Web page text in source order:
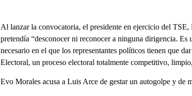
Al lanzar la convocatoria, el presidente en ejercicio del
pretendía “desconocer ni reconocer a ninguna dirigencia.
necesario en el que los representantes políticos tienen que
Electoral, un proceso electoral totalmente competitivo,
Evo Morales acusa a Luis Arce de gestar un autogolpe y de